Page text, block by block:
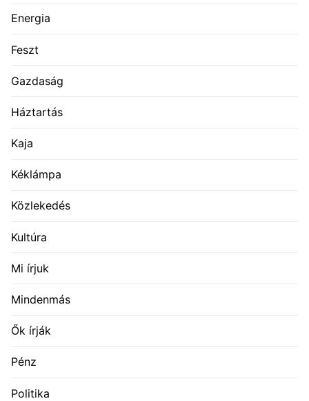
Energia
Feszt
Gazdaság
Háztartás
Kaja
Kéklámpa
Közlekedés
Kultúra
Mi írjuk
Mindenmás
Ők írják
Pénz
Politika